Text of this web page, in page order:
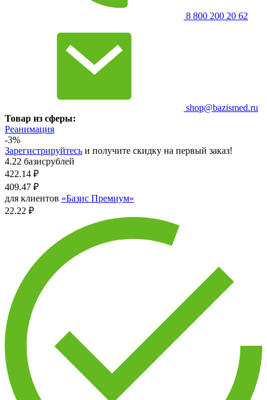
8 800 200 20 62
shop@bazismed.ru
Товар из сферы:
Реанимация
-3%
Зарегистрируйтесь и получите скидку на первый заказ!
4.22 базисрублей
422.14 ₽
409.47 ₽
для клиентов «Базис Премиум»
22.22 ₽